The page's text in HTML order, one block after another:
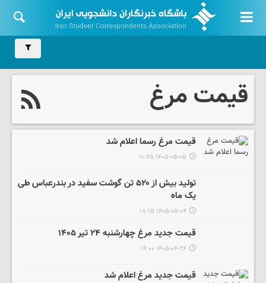
قیمت مرغ
قیمت مرغ رسما اعلام شد
۱۴۰۵-۰۵-۰۵ ۱۰:۴۵
تولید بیش از ۵۲۰ تن گوشت سفید در بندرعباس طی
یک ماه
۱۴۰۵-۰۵-۰۴ ۱۸:۱۵
قیمت جدید مرغ چهارشنبه ۲۴ تیر ۱۴۰۵
۱۴۰۵-۰۴-۲۴ ۱۹:۰۰
قیمت جدید مرغ اعلام شد